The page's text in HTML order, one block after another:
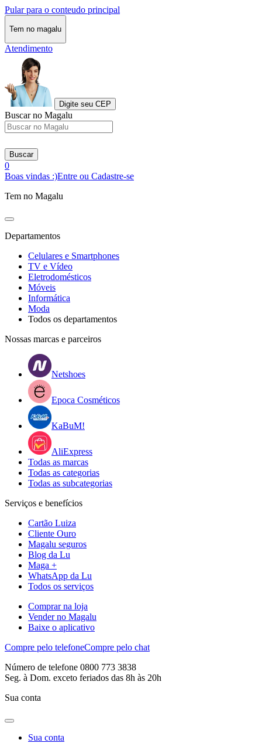
Pular para o conteudo principal
Tem no magalu
Atendimento
Digite seu CEP
Buscar no Magalu
Buscar
0
Boas vindas :)Entre ou Cadastre-se
Tem no Magalu
Departamentos
Celulares e Smartphones
TV e Vídeo
Eletrodomésticos
Móveis
Informática
Moda
Todos os departamentos
Nossas marcas e parceiros
Netshoes
Epoca Cosméticos
KaBuM!
AliExpress
Todas as marcas
Todas as categorias
Todas as subcategorias
Serviços e benefícios
Cartão Luiza
Cliente Ouro
Magalu seguros
Blog da Lu
Maga +
WhatsApp da Lu
Todos os serviços
Comprar na loja
Vender no Magalu
Baixe o aplicativo
Compre pelo telefoneCompre pelo chat
Número de telefone 0800 773 3838
Seg. à Dom. exceto feriados das 8h às 20h
Sua conta
Sua conta